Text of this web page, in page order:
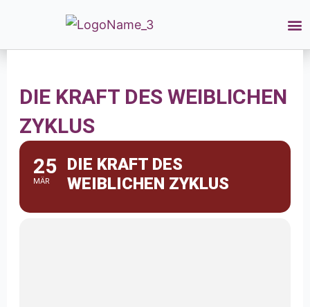
DIE KRAFT DES WEIBLICHEN
ZYKLUS
25
MÄR
DIE KRAFT DES
WEIBLICHEN ZYKLUS